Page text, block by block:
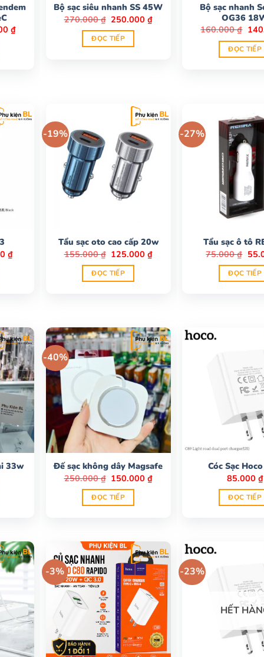
₫.
₫Giá
hiện
Bộ sạc siêu nhanh SS 45W
270.000₫ Giá
gốc
là:
270.000 ₫.
250.000 ₫Giá
hiện
ĐỌC TIẾP
Bộ sạc nhanh
OG36
160.000₫ Giá
là:
ĐỌC TIẾP
₫.
₫Giá
-19%
Tẩu sạc oto cao cấp 20w
155.000₫ Giá
là:
155.000 ₫.
125.000 ₫Giá
hiện
ĐỌC TIẾP
-27%
Tẩu sạc ô tô
75.000₫ Giá
gốc
là:
ĐỌC TIẾP
33w
-40%
Đế sạc không dây Magsafe
250.000₫ Giá
gốc
là:
250.000 ₫.
150.000 ₫Giá
hiện
ĐỌC TIẾP
Cóc Sạc
85.000 ₫
ĐỌC TIẾP
-3% -23%
HẾT